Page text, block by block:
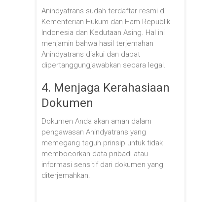
Anindyatrans sudah terdaftar resmi di
Kementerian Hukum dan Ham Republik
Indonesia dan Kedutaan Asing. Hal ini
menjamin bahwa hasil terjemahan
Anindyatrans diakui dan dapat
dipertanggungjawabkan secara legal.
4. Menjaga Kerahasiaan
Dokumen
Dokumen Anda akan aman dalam
pengawasan Anindyatrans yang
memegang teguh prinsip untuk tidak
membocorkan data pribadi atau
informasi sensitif dari dokumen yang
diterjemahkan.